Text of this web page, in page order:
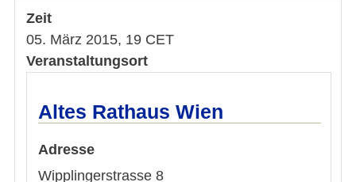
Zeit
05. März 2015, 19 CET
Veranstaltungsort
Altes Rathaus Wien
Adresse
Wipplingerstrasse 8